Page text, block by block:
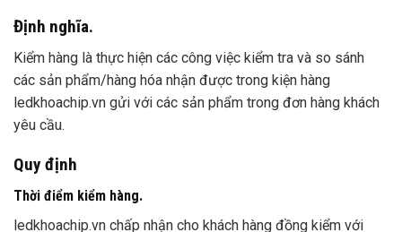
Định nghĩa.
Kiểm hàng là thực hiện các công việc kiểm tra và so sánh
các sản phẩm/hàng hóa nhận được trong kiện hàng
ledkhoachip.vn gửi với các sản phẩm trong đơn hàng khách
yêu cầu.
Quy định
Thời điểm kiểm hàng.
ledkhoachip.vn chấp nhận cho khách hàng đồng kiểm với